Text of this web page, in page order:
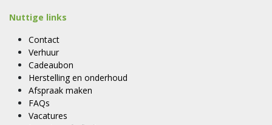
Nuttige links
Contact
Verhuur
Cadeaubon
Herstelling en onderhoud
Afspraak maken
FAQs
Vacatures